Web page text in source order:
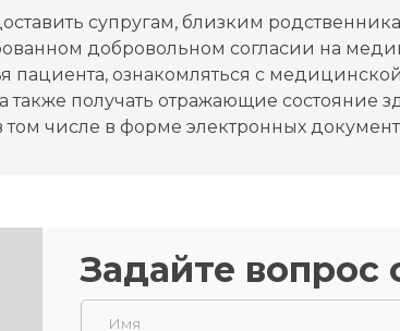
супругам, близким
добровольном согласии на
пациента, ознакомляться с
также получать отражающие состояние
числе в форме электронных
Задайте вопрос